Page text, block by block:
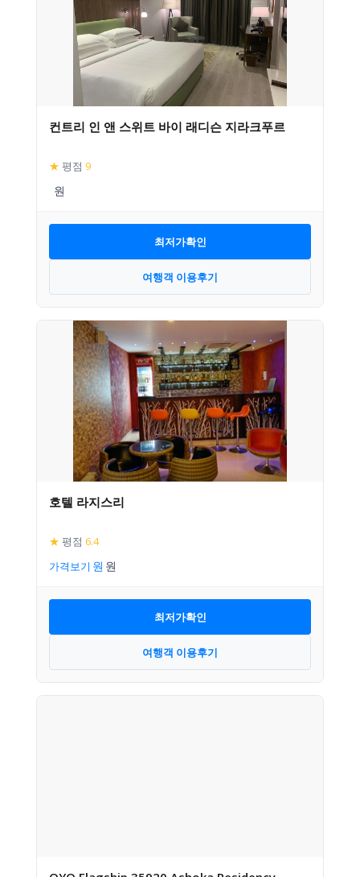
컨트리 인 앤 스위트 바이 래디슨 지라크푸르
★ 평점 9
최저가확인
여행객 이용후기
호텔 라지스리
★ 평점 6.4
가격보기
최저가확인
여행객 이용후기